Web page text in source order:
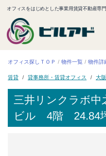
オフィスをはじめとした事業用賃貸不動産専
オフィス探しＴＯＰ 物件一覧 物件詳
賃貸 貸事務所・賃貸オフィス 大
三井リンクラボ中
ビル 4階 24.84